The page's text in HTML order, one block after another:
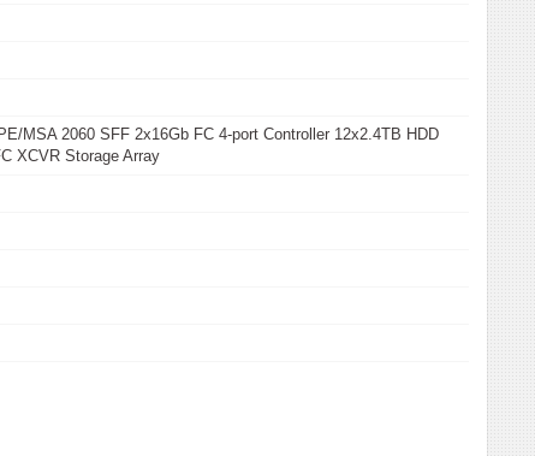
MSA 2060 SFF 2x16Gb FC 4-port Controller 12x2.4TB HDD
XCVR Storage Array